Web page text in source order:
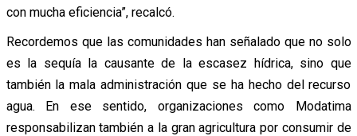
con mucha eficiencia”, recalcó.
Recordemos que las comunidades han señalado que no solo
es la sequía la causante de la escasez hídrica, sino que
también la mala administración que se ha hecho del recurso
agua. En ese sentido, organizaciones como Modatima
responsabilizan también a la gran agricultura por consumir de